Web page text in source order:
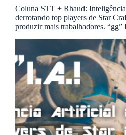
Coluna STT + Rhaud:
derrotando top players de Star
produzir mais trabalhadores. “gg”